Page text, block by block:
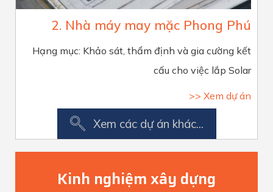
2. Nhà máy may mặc Phong Phú
Hạng mục: Khảo sát, thẩm định và gia cường kết
cấu cho việc lắp Solar
>> Xem dự án
Xem các dự án khác...
Kinh nghiệm xây dựng